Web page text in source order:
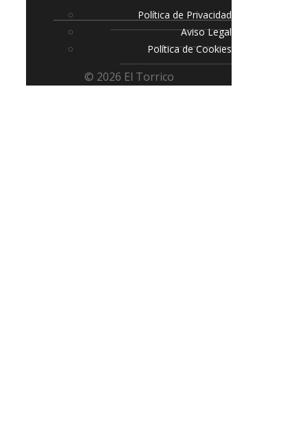
Política de Privacidad
Aviso Legal
Política de Cookies
© 2026 El Torrico